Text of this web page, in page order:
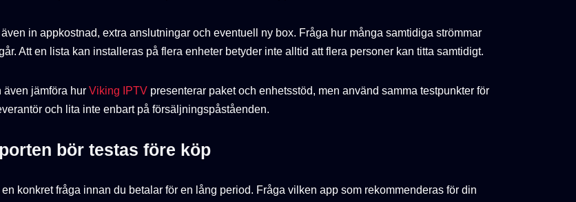
in appkostnad, extra anslutningar och eventuell ny box. Fråga hur många samtidiga strömmar
Att en lista kan installeras på flera enheter betyder inte alltid att flera personer kan titta samtidigt.
även jämföra hur Viking IPTV presenterar paket och enhetsstöd, men använd samma testpunkter för
och lita inte enbart på försäljningspåståenden.
bör testas före köp
konkret fråga innan du betalar för en lång period. Fråga vilken app som rekommenderas för din